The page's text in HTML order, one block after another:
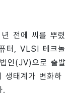
전에 씨를 뿌렸
터, VLSI 테크놀
인(JV)으로 출발
생태계가 변화하
.